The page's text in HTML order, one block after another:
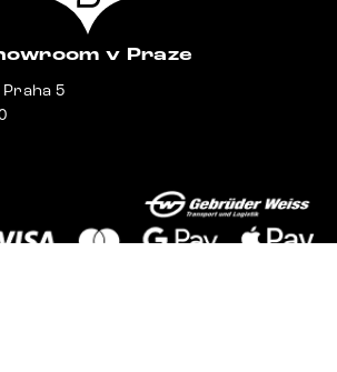
v Praze
Praha 5